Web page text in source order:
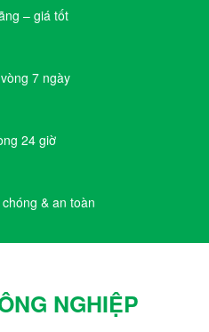
– giá tốt
7 ngày
24 giờ
& an toàn
NGHIỆP